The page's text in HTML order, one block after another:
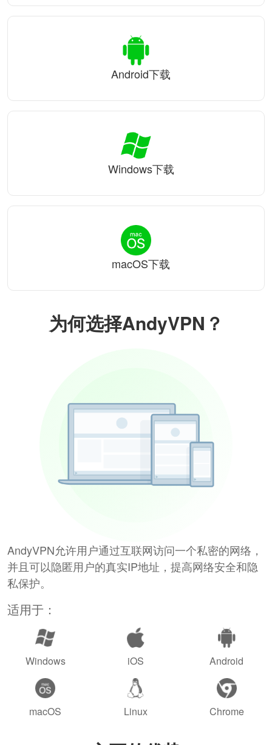
为何选择AndyVPN？
AndyVPN允许用户通过互联网访问一个私密的网络，
并且可以隐匿用户的真实IP地址，提高网络安全和隐
私保护。
适用于：
Windows iOS Android
macOS Linux Chrome
Android下载
Windows下载
macOS下载